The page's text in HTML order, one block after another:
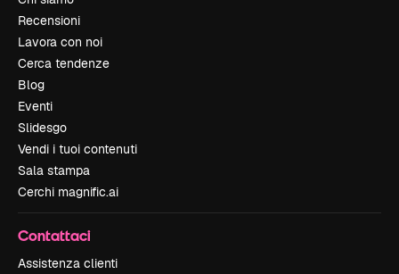
Recensioni
Lavora con noi
Cerca tendenze
Blog
Eventi
Slidesgo
Vendi i tuoi contenuti
Sala stampa
Cerchi magnific.ai
Contattaci
Assistenza clienti